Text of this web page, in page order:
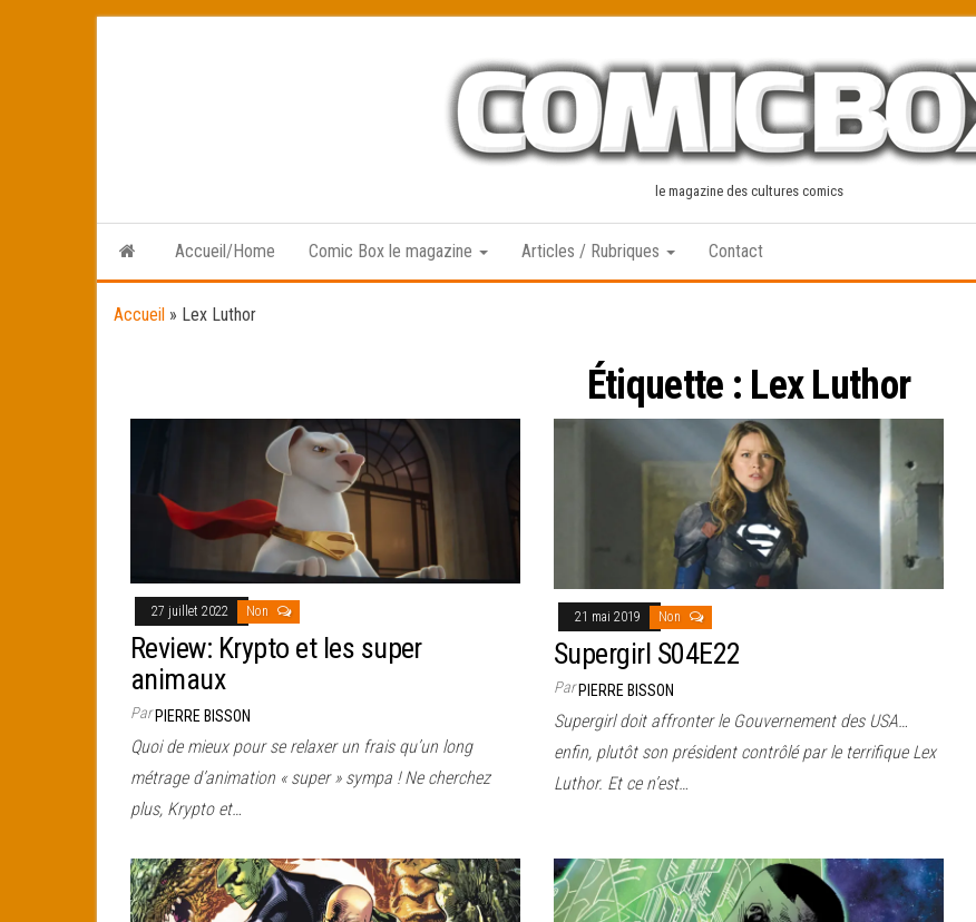
le magazine des cultures comics
Accueil/Home Comic Box le magazine Articles / Rubriques Contact
Accueil » Lex Luthor
Étiquette : Lex Luthor
27 juillet 2022 Non
Review: Krypto et les super
animaux
ParPIERRE BISSON
Quoi de mieux pour se relaxer un frais qu’un long
métrage d’animation « super » sympa ! Ne cherchez
plus, Krypto et…
21 mai 2019 Non
Supergirl S04E22
ParPIERRE BISSON
Supergirl doit affronter le Gouvernement des USA…
enfin, plutôt son président contrôlé par le terrifique Lex
Luthor. Et ce n’est…